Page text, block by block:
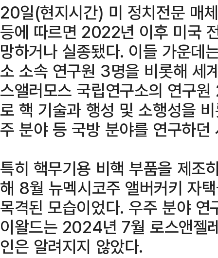
20일(현지시간) 미 정치전문 매
등에 따르면 2022년 이후 미국
망하거나 실종됐다. 이들 가운데
소 소속 연구원 3명을 비롯해 세
스앨러모스 국립연구소의 연구
로 핵 기술과 행성 및 소행성을
주 분야 등 국방 분야를 연구하던
특히 핵무기용 비핵 부품을 제조
해 8월 뉴멕시코주 앨버커키 자
목격된 모습이었다. 우주 분야
이왈드는 2024년 7월 로스앤젤
인은 알려지지 않았다.